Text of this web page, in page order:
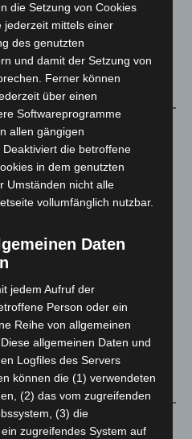
„Archetyp Market“ erhoben
3.250
die Setzung von Cookies
mittels einer
des genutzten
und damit der Setzung von
Ferner können
über einen
Softwareprogramme
allen gängigen
die betroffene
in dem genutzten
Umständen nicht alle
vollumfänglich nutzbar.
Daten
jedem Aufruf der
Person oder ein
Reihe von allgemeinen
allgemeinen Daten und
Logfiles des Servers
können die (1) verwendeten
(2) das vom zugreifenden
(3) die
zugreifendes System auf